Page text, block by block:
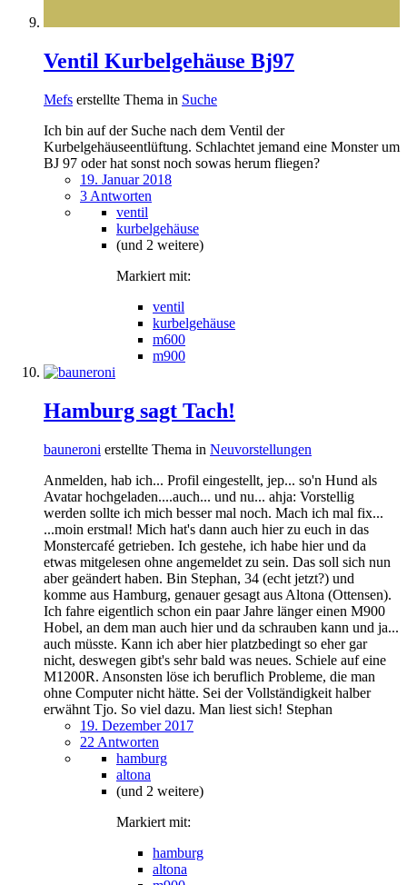
Ventil Kurbelgehäuse Bj97
Mefs erstellte Thema in Suche
Ich bin auf der Suche nach dem Ventil der
Kurbelgehäuseentlüftung. Schlachtet jemand eine Monster um
BJ 97 oder hat sonst noch sowas herum fliegen?
19. Januar 2018
3 Antworten
ventil
kurbelgehäuse
(und 2 weitere)
Markiert mit:
ventil
kurbelgehäuse
m600
m900
Hamburg sagt Tach!
bauneroni erstellte Thema in Neuvorstellungen
Anmelden, hab ich... Profil eingestellt, jep... so'n Hund als
Avatar hochgeladen....auch... und nu... ahja: Vorstellig
werden sollte ich mich besser mal noch. Mach ich mal fix...
...moin erstmal! Mich hat's dann auch hier zu euch in das
Monstercafé getrieben. Ich gestehe, ich habe hier und da
etwas mitgelesen ohne angemeldet zu sein. Das soll sich nun
aber geändert haben. Bin Stephan, 34 (echt jetzt?) und
komme aus Hamburg, genauer gesagt aus Altona (Ottensen).
Ich fahre eigentlich schon ein paar Jahre länger einen M900
Hobel, an dem man auch hier und da schrauben kann und ja...
auch müsste. Kann ich aber hier platzbedingt so eher gar
nicht, deswegen gibt's sehr bald was neues. Schiele auf eine
M1200R. Ansonsten löse ich beruflich Probleme, die man
ohne Computer nicht hätte. Sei der Vollständigkeit halber
erwähnt Tjo. So viel dazu. Man liest sich! Stephan
19. Dezember 2017
22 Antworten
hamburg
altona
(und 2 weitere)
Markiert mit:
hamburg
altona